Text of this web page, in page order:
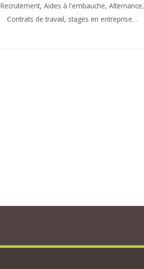
Recrutement,Aides à l'embauche,Alternance,
Contrats de travail, stages en entreprise…